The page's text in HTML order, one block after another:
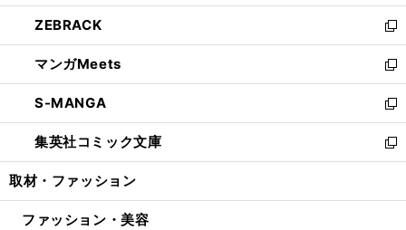
開
く
ウ
で
開
く
ン
ド
ウ
で
開
く
ウ
ィ
ン
ド
ウ
で
開
く
し
い
ウ
ィ
ン
ド
ウ
で
開
ZEBRACK
新
し
い
ウ
ィ
ン
ド
ウ
開
マンガMeets
新
し
い
ウ
ィ
ン
ウ
S-MANGA
新
し
い
ウ
ン
集英社コミック文庫
新
し
ウ
取材・ファッション
ファッション・美容